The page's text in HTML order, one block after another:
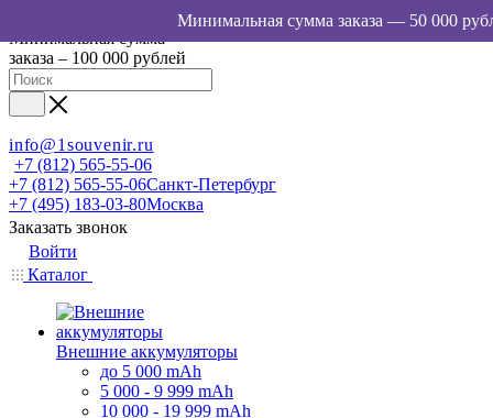
Минимальная сумма
заказа – 100 000 рублей
info@1souvenir.ru
+7 (812) 565-55-06
+7 (812) 565-55-06Санкт-Петербург
+7 (495) 183-03-80Москва
Заказать звонок
Войти
Каталог
Внешние аккумуляторы
до 5 000 mAh
5 000 - 9 999 mAh
10 000 - 19 999 mAh